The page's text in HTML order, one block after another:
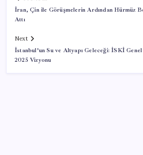
İran, Çin ile Görüşmelerin Ardından Hürmüz
Attı
Next
İstanbul’un Su ve Altyapı Geleceği: İSKİ
2025 Vizyonu